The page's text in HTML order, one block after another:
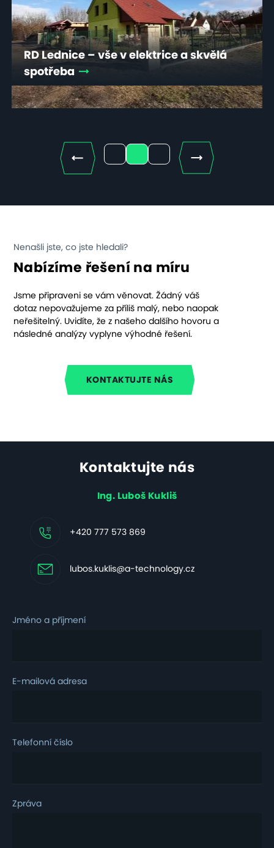
RD Lednice – vše v elektrice a skvělá
spotřeba
Next
Nenašli jste, co jste hledali?
Nabízíme řešení na míru
Jsme připraveni se vám věnovat. Žádný váš
dotaz nepovažujeme za příliš malý, nebo naopak
neřešitelný. Uvidíte, že z našeho dalšího hovoru a
následné analýzy vyplyne výhodné řešení.
KONTAKTUJTE NÁS
Kontaktujte nás
Ing. Luboš Kukliš
+420 777 573 869
lubos.kuklis@a-technology.cz
Jméno a příjmení
E-mailová adresa
Telefonní číslo
Zpráva